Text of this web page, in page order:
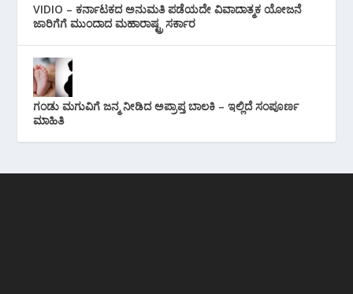
VIDIO – ಕರ್ನಾಟಕದ ಅನುಮತಿ ಪಡೆಯದೇ ವಿವಾದಾತ್ಮಕ ಯೋಜನೆ
ಜಾರಿಗೆಗೆ ಮುಂದಾದ ಮಹಾರಾಷ್ಟ್ರ ಸರ್ಕಾರ
ಗಂಡು ಮಗುವಿಗೆ ಜನ್ಮ ನೀಡಿದ ಅಪ್ರಾಪ್ತ ಬಾಲಕಿ – ಇಲ್ಲಿದೆ ಸಂಪೂರ್ಣ
ಮಾಹಿತಿ